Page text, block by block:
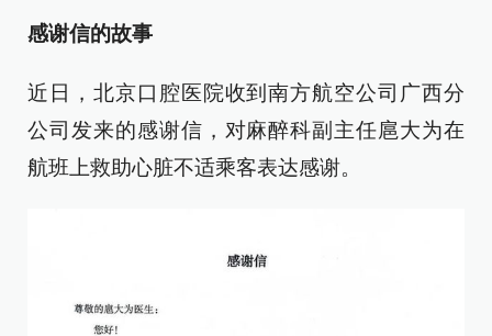
感谢信的故事
近日，北京口腔医院收到南方航空公司广西分
公司发来的感谢信，对麻醉科副主任扈大为在
航班上救助心脏不适乘客表达感谢。